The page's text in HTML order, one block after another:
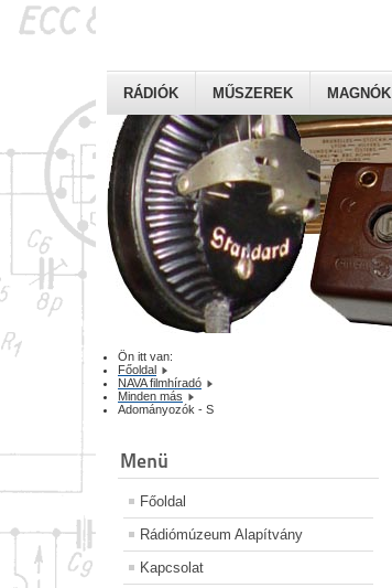
RÁDIÓK MŰSZEREK MAGNÓK
Ön itt van:
Főoldal
NAVA filmhíradó
Minden más
Adományozók - S
Menü
Főoldal
Rádiómúzeum Alapítvány
Kapcsolat